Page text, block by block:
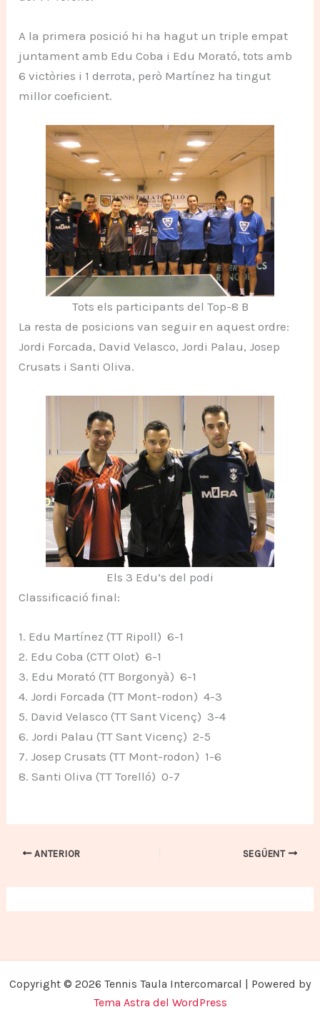
A la primera posició hi ha hagut un triple empat
juntament amb Edu Coba i Edu Morató, tots amb
6 victòries i 1 derrota, però Martínez ha tingut
millor coeficient.
Tots els participants del Top-8 B
La resta de posicions van seguir en aquest ordre:
Jordi Forcada, David Velasco, Jordi Palau, Josep
Crusats i Santi Oliva.
Els 3 Edu’s del podi
Classificació final:
1. Edu Martínez (TT Ripoll) 6-1
2. Edu Coba (CTT Olot) 6-1
3. Edu Morató (TT Borgonyà) 6-1
4. Jordi Forcada (TT Mont-rodon) 4-3
5. David Velasco (TT Sant Vicenç) 3-4
6. Jordi Palau (TT Sant Vicenç) 2-5
7. Josep Crusats (TT Mont-rodon) 1-6
8. Santi Oliva (TT Torelló) 0-7
ANTERIOR SEGÜENT
Copyright © 2026 Tennis Taula Intercomarcal | Powered by
Tema Astra del WordPress